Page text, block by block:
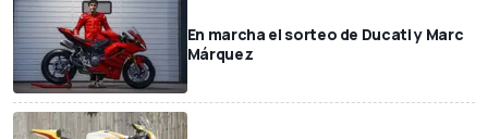
En marcha el sorteo de Ducati y Marc
Márquez